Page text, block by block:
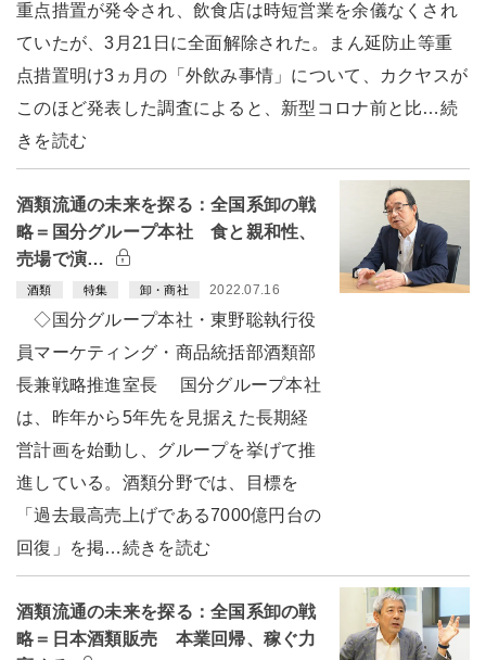
重点措置が発令され、飲食店は時短営業を余儀なくされ
ていたが、3月21日に全面解除された。まん延防止等重
点措置明け3ヵ月の「外飲み事情」について、カクヤスが
このほど発表した調査によると、新型コロナ前と比…続
きを読む
酒類流通の未来を探る：全国系卸の戦
略＝国分グループ本社 食と親和性、
売場で演…
酒類 特集 卸・商社 2022.07.16
◇国分グループ本社・東野聡執行役
員マーケティング・商品統括部酒類部
長兼戦略推進室長 国分グループ本社
は、昨年から5年先を見据えた長期経
営計画を始動し、グループを挙げて推
進している。酒類分野では、目標を
「過去最高売上げである7000億円台の
回復」を掲…続きを読む
酒類流通の未来を探る：全国系卸の戦
略＝日本酒類販売 本業回帰、稼ぐ力